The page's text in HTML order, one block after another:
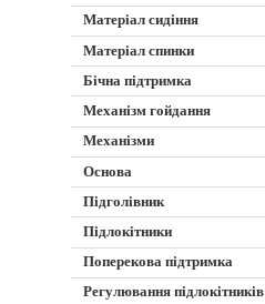
Матеріал сидіння
Матеріал спинки
Бічна підтримка
Механізм гойдання
Механізми
Основа
Підголівник
Підлокітники
Поперекова підтримка
Регулювання підлокітників